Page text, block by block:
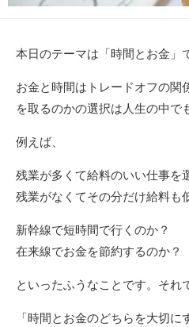
本日のテーマは「時間とお金」
お金と時間はトレードオフの関
を取るのかの選択は人生の中で
例えば、
残業が多くて給料のいい仕事を
残業がなくてその分だけ給料も
新幹線で短時間で行くのか？
在来線でお金を節約するのか？
といったふうなことです。それ
「時間とお金のどちらを大切